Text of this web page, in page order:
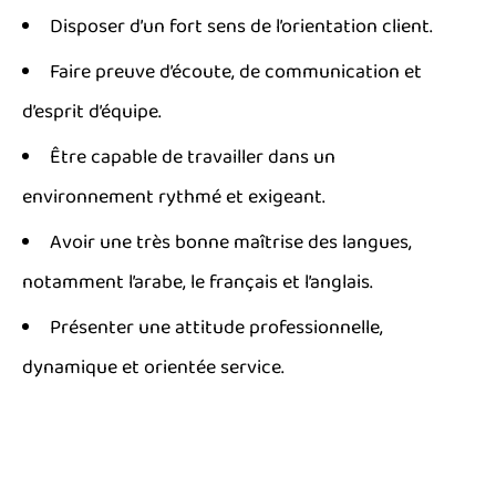
Disposer d’un fort sens de l’orientation client.
Faire preuve d’écoute, de communication et
d’esprit d’équipe.
Être capable de travailler dans un
environnement rythmé et exigeant.
Avoir une très bonne maîtrise des langues,
notamment l’arabe, le français et l’anglais.
Présenter une attitude professionnelle,
dynamique et orientée service.